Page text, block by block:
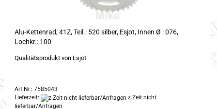
Alu-Kettenrad, 41Z, Teil.: 520 silber, Esjot, Innen Ø : 076,
Lochkr.: 100
Qualitätsprodukt von Esjot
Art.Nr.: 7585043
Lieferzeit:
z.Zeit nicht
lieferbar/Anfragen